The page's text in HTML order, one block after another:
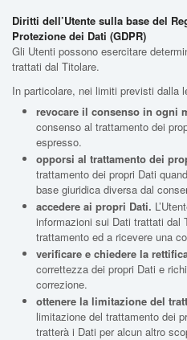
Diritti dell’Utente sulla base del
Protezione dei Dati (GDPR)
Gli Utenti possono esercitare
trattati dal Titolare.
In particolare, nei limiti previsti dalla
revocare il consenso in ogni
consenso al trattamento dei
espresso.
opporsi al trattamento dei
trattamento dei propri Dati
base giuridica diversa dal
accedere ai propri Dati.
informazioni sui Dati trattati dal
trattamento ed a ricevere una
verificare e chiedere la
correttezza dei propri Dati e
correzione.
ottenere la limitazione del
limitazione del trattamento dei
tratterà i Dati per alcun altro